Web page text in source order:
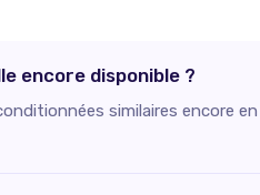
encore disponible ?
similaires encore